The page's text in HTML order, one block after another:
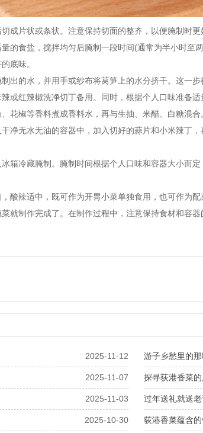
片状或条状。注意保持切面的整齐，以便腌制时更
食盐，搅拌均匀后腌制一段时间(通常为半小时至
底味。
的水，并用手或纱布将莴笋上的水分挤干。这一步
红辣椒洗净切丁备用。同时，根据个人口味准备适
花椒等香料煮成香料水，再与生抽、米醋、白糖混合
无水无油的容器中，加入切好的蒜片和小米辣丁，
冷藏腌制。腌制时间根据个人口味和容器大小而定
辣适中，既可作为开胃小菜单独食用，也可作为配
制作完成了。在制作过程中，注意保持食材和容器
2025-11-12 游子乡愁里的
2025-11-07 探寻荻港香菜
2025-11-03 过年送礼就送
2025-10-30 荻港香菜蕴含